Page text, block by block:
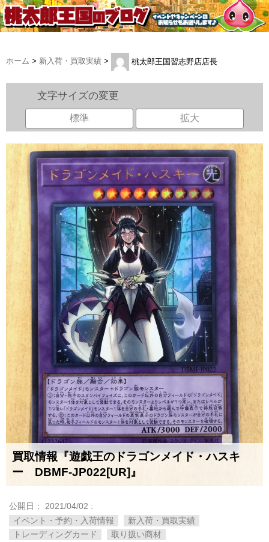
ホーム > 新入荷・買取実績 > 桃太郎王国習志野店店長
文字サイズの変更
標準 拡大
買取情報『遊戯王のドラゴンメイド・ハスキ
ー DBMF-JP022[UR]』
公開日： 2021/04/02 :
イベント・予約・入荷情報
新入荷・買取実績
トレーディングカード
取り扱い商材